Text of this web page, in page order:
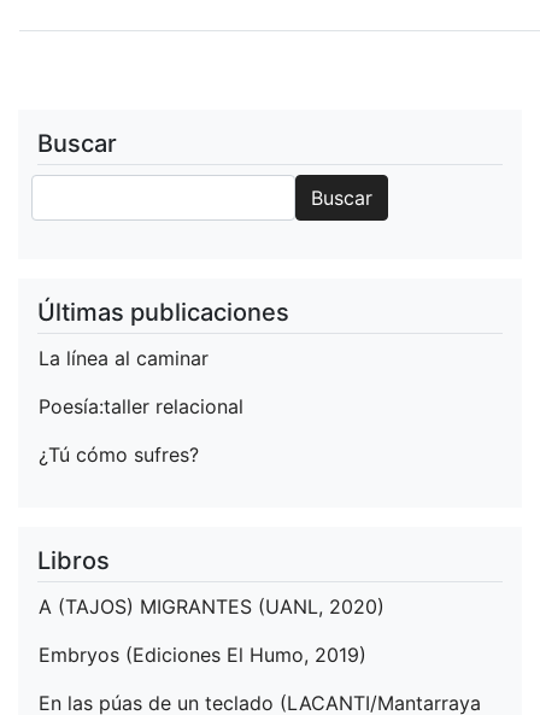
Buscar
Buscar
Últimas publicaciones
La línea al caminar
Poesía:taller relacional
¿Tú cómo sufres?
Libros
A (TAJOS) MIGRANTES (UANL, 2020)
Embryos (Ediciones El Humo, 2019)
En las púas de un teclado (LACANTI/Mantarraya